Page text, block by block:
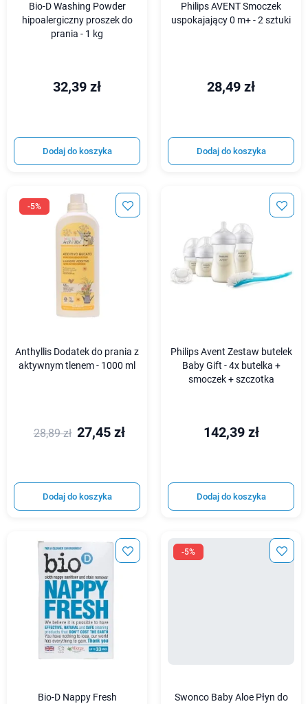
Bio-D Washing Powder
hipoalergiczny proszek do
prania - 1 kg
32,39 zł
Dodaj do koszyka
Philips AVENT Smoczek
uspokajający 0 m+ - 2 sztuki
28,49 zł
Dodaj do koszyka
-5%
Anthyllis Dodatek do prania z
aktywnym tlenem - 1000 ml
28,89 zł 27,45 zł
Dodaj do koszyka
Philips Avent Zestaw butelek
Baby Gift - 4x butelka +
smoczek + szczotka
142,39 zł
Dodaj do koszyka
Bio-D Nappy Fresh
-5%
Swonco Baby Aloe Płyn do